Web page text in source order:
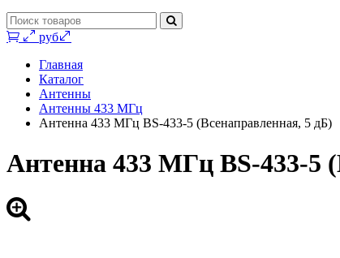
0 руб.
Главная
Каталог
Антенны
Антенны 433 МГц
Антенна 433 МГц BS-433-5 (Всенаправленная, 5 дБ)
Антенна 433 МГц BS-433-5